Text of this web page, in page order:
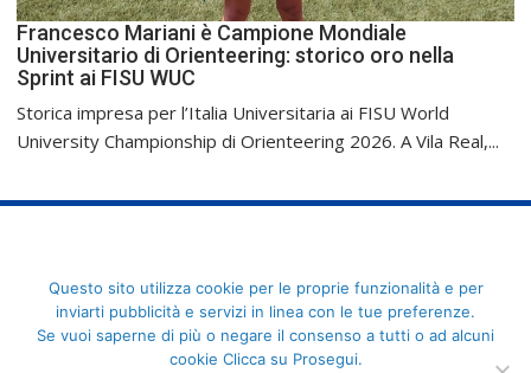
Francesco Mariani è Campione Mondiale
Universitario di Orienteering: storico oro nella
Sprint ai FISU WUC
Storica impresa per l’Italia Universitaria ai FISU World
University Championship di Orienteering 2026. A Vila Real,...
FederCUSI: Federazione Italiana dello Sport Universitario - Via
Angelo Brofferio, 7 - 00195 Roma - C.F. 80109270589
Questo sito utilizza cookie per le proprie funzionalità e per
inviarti pubblicità e servizi in linea con le tue preferenze.
Se vuoi saperne di più o negare il consenso a tutti o ad alcuni
cookie Clicca su Prosegui.